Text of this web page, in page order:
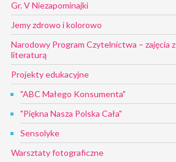
Gr. V Niezapominajki
Jemy zdrowo i kolorowo
Narodowy Program Czytelnictwa – zajęcia z
literaturą
Projekty edukacyjne
"ABC Małego Konsumenta"
"Piękna Nasza Polska Cała"
Sensolyke
Warsztaty fotograficzne